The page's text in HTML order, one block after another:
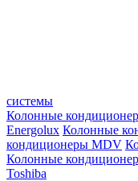
системы
Колонные
Energolux Колонные
кондиционеры MDV
Колонные
Toshiba